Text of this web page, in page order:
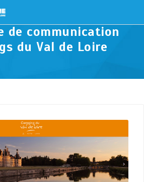
de communication
du Val de Loire